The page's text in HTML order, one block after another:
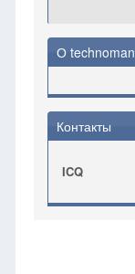
О technoman
Контакты
ICQ